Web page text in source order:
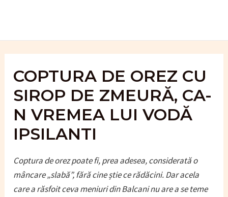
COPTURA DE OREZ CU
SIROP DE ZMEURĂ, CA-
N VREMEA LUI VODĂ
IPSILANTI
Coptura de orez poate fi, prea adesea, considerată o
mâncare „slabă”, fără cine știe ce rădăcini. Dar acela
care a răsfoit ceva meniuri din Balcani nu are a se teme